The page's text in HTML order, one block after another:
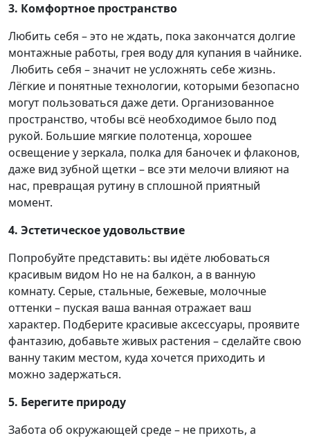
3. Комфортное пространство
Любить себя – это не ждать, пока закончатся долгие
монтажные работы, грея воду для купания в чайнике.
Любить себя – значит не усложнять себе жизнь.
Лёгкие и понятные технологии, которыми безопасно
могут пользоваться даже дети. Организованное
пространство, чтобы всё необходимое было под
рукой. Большие мягкие полотенца, хорошее
освещение у зеркала, полка для баночек и флаконов,
даже вид зубной щетки – все эти мелочи влияют на
нас, превращая рутину в сплошной приятный
момент.
4. Эстетическое удовольствие
Попробуйте представить: вы идёте любоваться
красивым видом Но не на балкон, а в ванную
комнату. Серые, стальные, бежевые, молочные
оттенки – пуская ваша ванная отражает ваш
характер. Подберите красивые аксессуары, проявите
фантазию, добавьте живых растения – сделайте свою
ванну таким местом, куда хочется приходить и
можно задержаться.
5. Берегите природу
Забота об окружающей среде – не прихоть, а